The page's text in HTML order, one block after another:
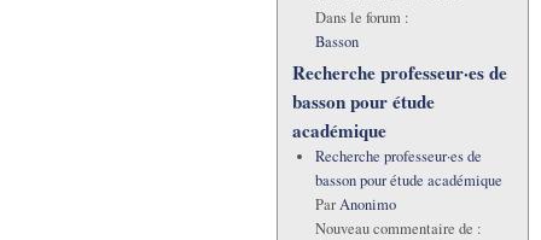
Dans le forum :
Basson
Recherche professeur·es de
basson pour étude
académique
Recherche professeur·es de
basson pour étude académique
ParAnonimo
Nouveau commentaire de :